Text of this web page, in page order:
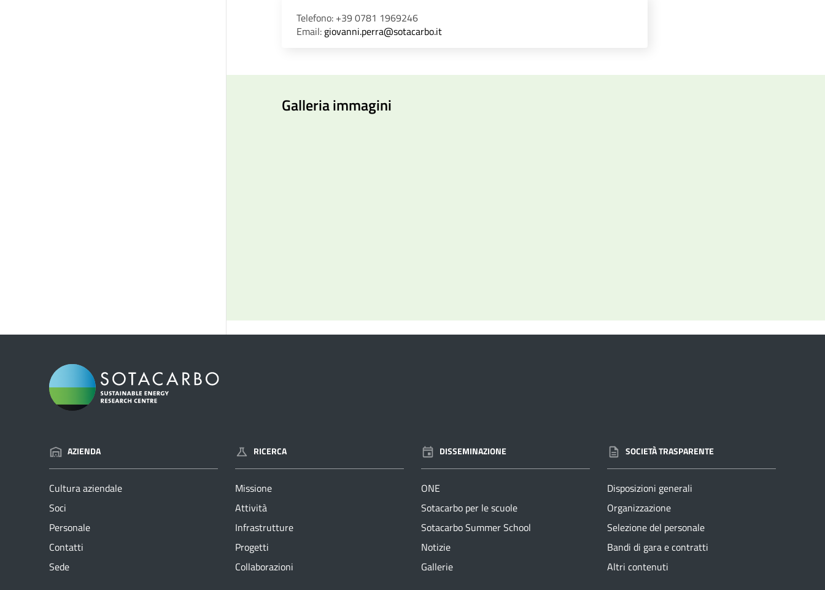
Telefono: +39 0781 1969246
Email: giovanni.perra@sotacarbo.it
Galleria immagini
AZIENDA
Cultura aziendale
Soci
Personale
Contatti
Sede
RICERCA
Missione
Attività
Infrastrutture
Progetti
Collaborazioni
DISSEMINAZIONE
ONE
Sotacarbo per le scuole
Sotacarbo Summer School
Notizie
Gallerie
SOCIETÀ TRASPARENTE
Disposizioni generali
Organizzazione
Selezione del personale
Bandi di gara e contratti
Altri contenuti